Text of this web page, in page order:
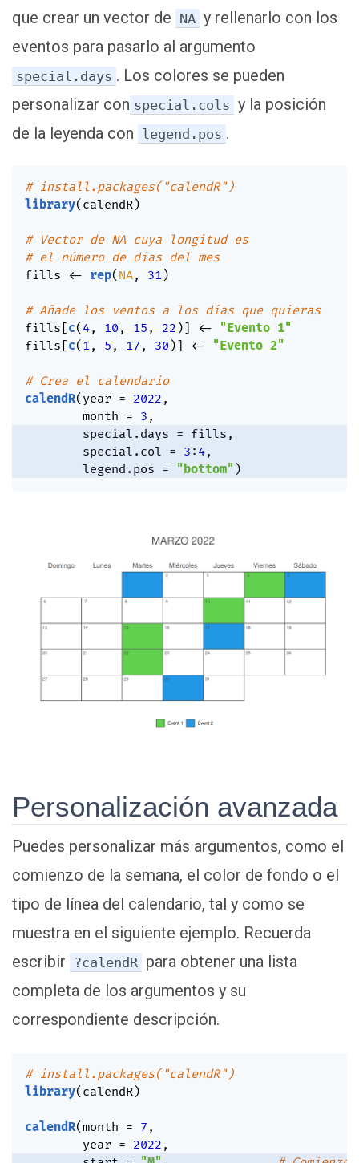
que crear un vector de NA y rellenarlo con los
eventos para pasarlo al argumento
special.days . Los colores se pueden
personalizar con special.cols y la posición
de la leyenda con legend.pos .
# install.packages("calendR")
library( calendR)
# Vector de NA cuya longitud es
# el número de días del mes
fills
<- rep( NA, 31 )
# Añade los ventos a los días que quieras
fills [ c( 4, 10 , 15 , 22 ) ] <-
"Evento 1"
fills [ c( 1 , 5 , 17 , 30 ) ] <- "Evento 2"
# Crea el calendario
calendR( year = 2022 ,
        month
= 3 ,
        special.days
= fills ,
        special.col
= 3 : 4,
        legend.pos
= "bottom" )
Personalización avanzada
Puedes personalizar más argumentos, como el
comienzo de la semana, el color de fondo o el
tipo de línea del calendario, tal y como se
muestra en el siguiente ejemplo. Recuerda
escribir
?calendR para obtener una lista
completa de los argumentos y su
correspondiente descripción.
# install.packages("calendR")
library( calendR)
calendR(month = 7 ,
        year
= 2022 ,